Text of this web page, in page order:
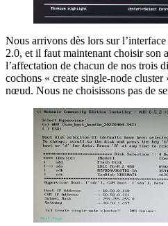
Nous arrivons dès lors sur
2.0, et il faut maintenant choisir son
l’affectation de chacun de nos trois
cochons « create single-node cluster
nœud. Nous ne choisissons pas de